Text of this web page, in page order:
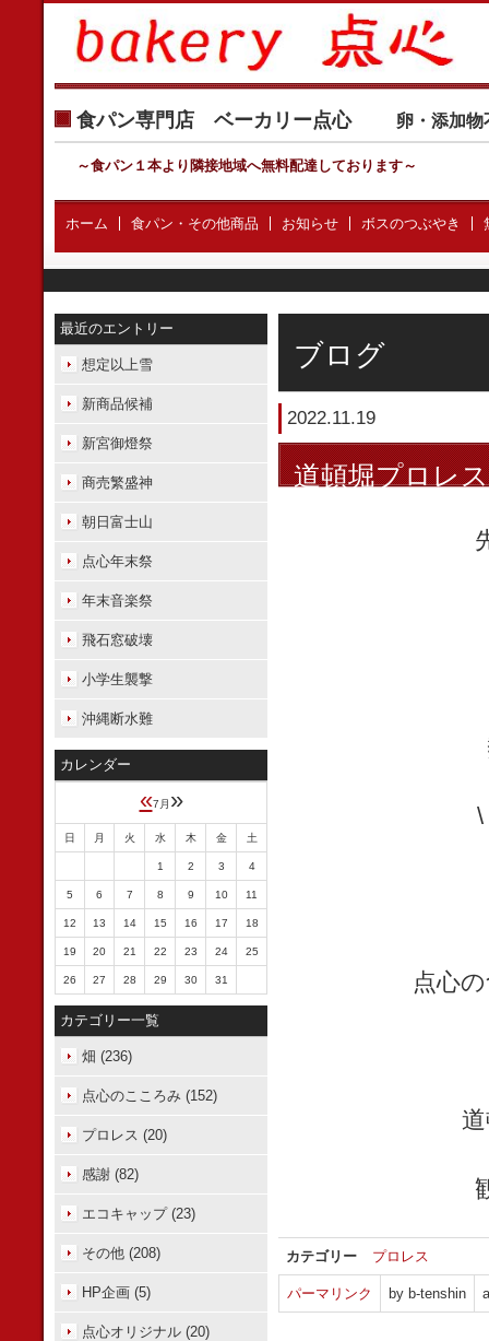
食パン専門店 ベーカリー点心 卵・添加
～食パン１本より隣接地域へ無料配達しております～
ホーム 食パン・その他商品 お知らせ ボスのつぶやき
ブログ
2022.11.19
道頓堀プロレス
\
点心
カテゴリー プロレス
パーマリンク by b-tenshin
最近のエントリー
想定以上雪
新商品候補
新宮御燈祭
商売繁盛神
朝日富士山
点心年末祭
年末音楽祭
飛石窓破壊
小学生襲撃
沖縄断水難
カレンダー
«7月 »
日 月 火 水 木 金 土
1 2 3 4
5 6 7 8 9 10 11
12 13 14 15 16 17 18
19 20 21 22 23 24 25
26 27 28 29 30 31
カテゴリー一覧
畑 (236)
点心のこころみ (152)
プロレス (20)
感謝 (82)
エコキャップ (23)
その他 (208)
HP企画 (5)
点心オリジナル (20)